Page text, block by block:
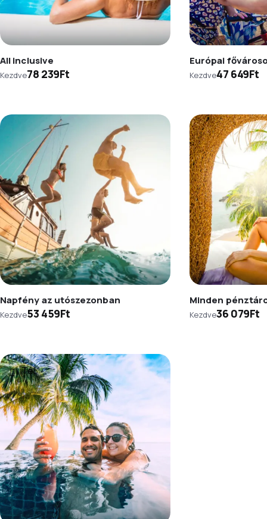
All inclusive
Kezdve78 239Ft
Európai
Kezdve47 649Ft
Napfény az utószezonban
Kezdve53 459Ft
Minden
Kezdve36 079Ft
Tél